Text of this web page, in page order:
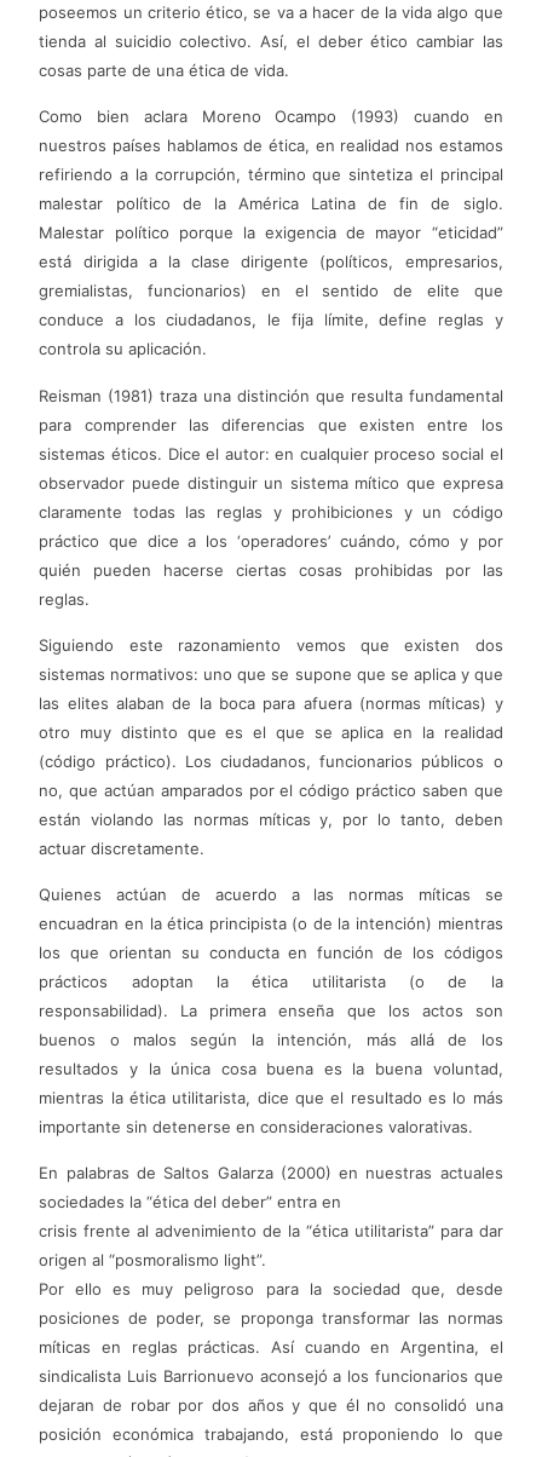
poseemos un criterio ético, se va a hacer de la vida algo que
tienda al suicidio colectivo. Así, el deber ético cambiar las
cosas parte de una ética de vida.
Como bien aclara Moreno Ocampo (1993) cuando en
nuestros países hablamos de ética, en realidad nos estamos
refiriendo a la corrupción, término que sintetiza el principal
malestar político de la América Latina de fin de siglo.
Malestar político porque la exigencia de mayor “eticidad”
está dirigida a la clase dirigente (políticos, empresarios,
gremialistas, funcionarios) en el sentido de elite que
conduce a los ciudadanos, le fija límite, define reglas y
controla su aplicación.
Reisman (1981) traza una distinción que resulta fundamental
para comprender las diferencias que existen entre los
sistemas éticos. Dice el autor: en cualquier proceso social el
observador puede distinguir un sistema mítico que expresa
claramente todas las reglas y prohibiciones y un código
práctico que dice a los ‘operadores’ cuándo, cómo y por
quién pueden hacerse ciertas cosas prohibidas por las
reglas.
Siguiendo este razonamiento vemos que existen dos
sistemas normativos: uno que se supone que se aplica y que
las elites alaban de la boca para afuera (normas míticas) y
otro muy distinto que es el que se aplica en la realidad
(código práctico). Los ciudadanos, funcionarios públicos o
no, que actúan amparados por el código práctico saben que
están violando las normas míticas y, por lo tanto, deben
actuar discretamente.
Quienes actúan de acuerdo a las normas míticas se
encuadran en la ética principista (o de la intención) mientras
los que orientan su conducta en función de los códigos
prácticos adoptan la ética utilitarista (o de la
responsabilidad). La primera enseña que los actos son
buenos o malos según la intención, más allá de los
resultados y la única cosa buena es la buena voluntad,
mientras la ética utilitarista, dice que el resultado es lo más
importante sin detenerse en consideraciones valorativas.
En palabras de Saltos Galarza (2000) en nuestras actuales
sociedades la “ética del deber” entra en
crisis frente al advenimiento de la “ética utilitarista” para dar
origen al “posmoralismo light”.
Por ello es muy peligroso para la sociedad que, desde
posiciones de poder, se proponga transformar las normas
míticas en reglas prácticas. Así cuando en Argentina, el
sindicalista Luis Barrionuevo aconsejó a los funcionarios que
dejaran de robar por dos años y que él no consolidó una
posición económica trabajando, está proponiendo lo que